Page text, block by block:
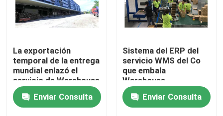
Productos
Sobre nosotros
La exportación
temporal de la entrega
mundial enlazó el
servicio de Warehouse
con la clasificación de
servicios del control
de calidad
Enviar Consulta
Sistema del ERP del
servicio WMS del Co
que embala
Warehouse
consolidado
Enviar Consulta